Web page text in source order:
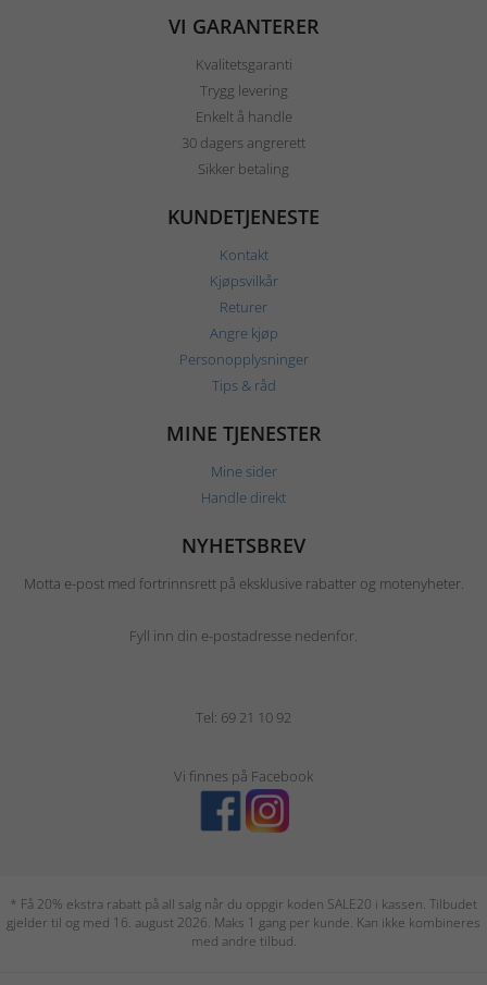
VI GARANTERER
Kvalitetsgaranti
Trygg levering
Enkelt å handle
30 dagers angrerett
Sikker betaling
KUNDETJENESTE
Kontakt
Kjøpsvilkår
Returer
Angre kjøp
Personopplysninger
Tips & råd
MINE TJENESTER
Mine sider
Handle direkt
NYHETSBREV
Motta e-post med fortrinnsrett på eksklusive rabatter og motenyheter.
Fyll inn din e-postadresse nedenfor.
Tel: 69 21 10 92
Vi finnes på Facebook
* Få 20% ekstra rabatt på all salg når du oppgir koden SALE20 i kassen. Tilbudet
gjelder til og med 16. august 2026. Maks 1 gang per kunde. Kan ikke kombineres
med andre tilbud.